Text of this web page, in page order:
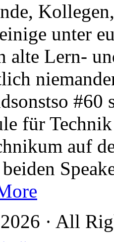
unter
alte Lern-
für
auf
beiden
· All